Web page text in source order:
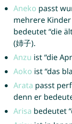
Aneko passt
mehrere
bedeutet “die
(姉子).
Anzu ist “die
Aoko ist “das
Arata passt
denn er
Arisa bedeutet